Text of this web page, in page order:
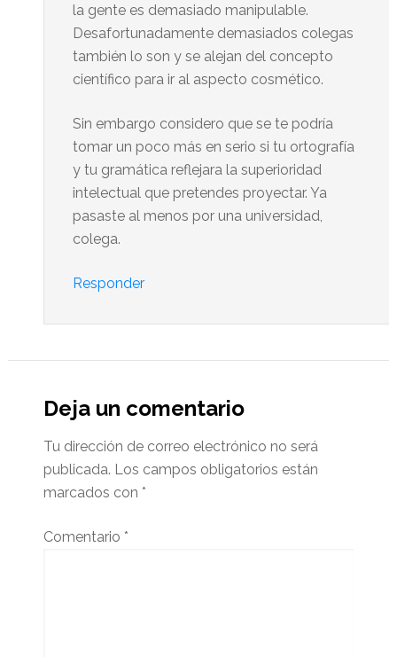
la gente es demasiado manipulable.
Desafortunadamente demasiados colegas
también lo son y se alejan del concepto
científico para ir al aspecto cosmético.
Sin embargo considero que se te podría
tomar un poco más en serio si tu ortografía
y tu gramática reflejara la superioridad
intelectual que pretendes proyectar. Ya
pasaste al menos por una universidad,
colega.
Responder
Deja un comentario
Tu dirección de correo electrónico no será
publicada. Los campos obligatorios están
marcados con *
Comentario *